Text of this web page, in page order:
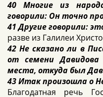
40 Многие из
говорили: Он точно
41 Другие говорили:
разве из Галилеи
42 Не сказано ли в
от семени
места, откуда был
43 Итак произошла о
Благодатная речь